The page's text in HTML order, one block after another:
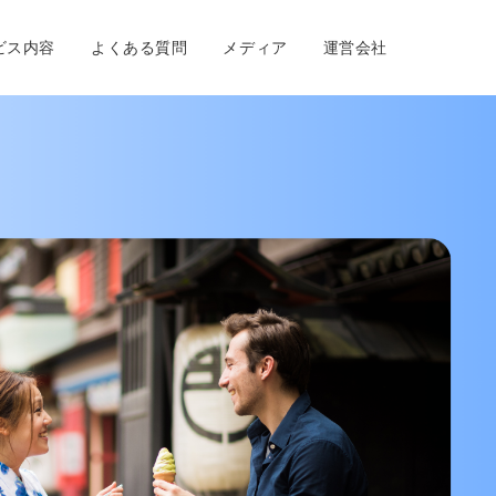
ス内容 よくある質問 メディア 運営会社